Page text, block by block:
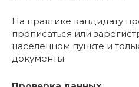
На практике кандидату
прописаться или
населенном пункте и
документы.